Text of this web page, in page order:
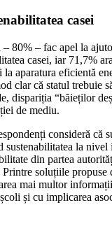
casei
80% – fac apel la
casei, iar 71,7%
aparatura eficientă
clar că statul trebuie
dispariția “băieților
de mediu.
consideră că
la
din partea
soluțiile propuse
mai multor
și cu implicarea